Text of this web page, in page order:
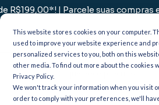
This website stores cookies on your computer.
used to improve your website experience and
personalized services to you, both on this
other media. To find out more about the cookies
Privacy Policy.
We won't track your information when you visit
order to comply with your preferences, we'll
| Parcele suas compras em até